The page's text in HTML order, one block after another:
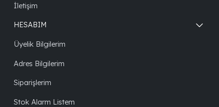
İletişim
HESABIM
Üyelik Bilgilerim
Adres Bilgilerim
Siparişlerim
Stok Alarm Listem